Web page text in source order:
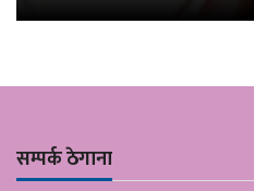
सम्पर्क ठेगाना